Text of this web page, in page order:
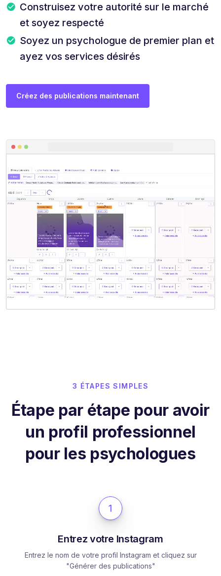
Construisez votre autorité sur le marché
et soyez respecté
Soyez un psychologue de premier plan et
ayez vos services désirés
Créez des publications maintenant
3 ÉTAPES SIMPLES
Étape par étape pour avoir
un profil professionnel
pour les psychologues
1
Entrez votre Instagram
Entrez le nom de votre profil Instagram et cliquez sur
"Générer des publications"